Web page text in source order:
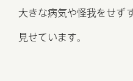
大きな病気や怪我をせず
見せています。